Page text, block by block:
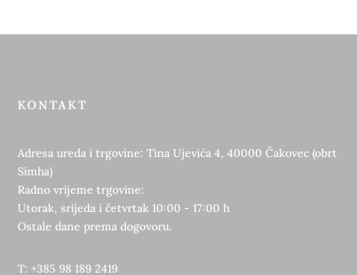
KONTAKT
Adresa ureda i trgovine: Tina Ujevića 4, 40000 Čakovec (obrt
Simha)
Radno vrijeme trgovine:
Utorak, srijeda i četvrtak 10:00 - 17:00 h
Ostale dane prema dogovoru.
T: +385 98 189 2419